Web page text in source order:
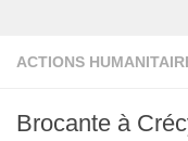
ACTIONS
Brocante à